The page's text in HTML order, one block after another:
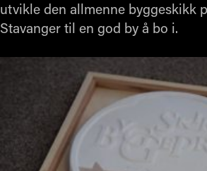
utvikle den allmenne byggeskikk
Stavanger til en god by å bo i.